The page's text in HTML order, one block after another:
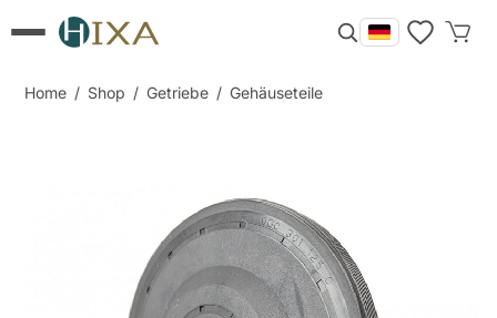
Home / Shop / Getriebe / Gehäuseteile